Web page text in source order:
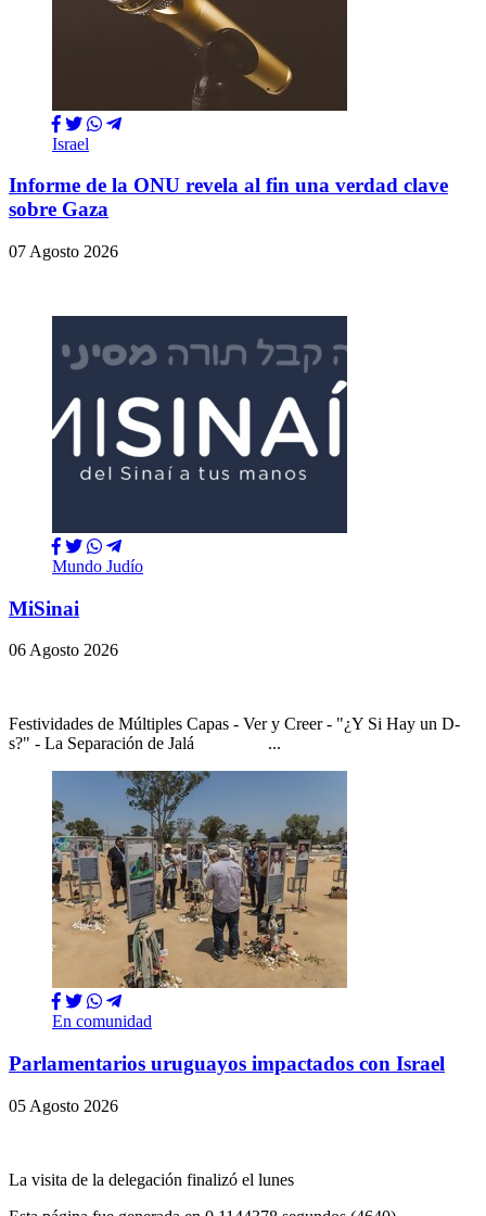
Israel
Informe de la ONU revela al fin una verdad clave
sobre Gaza
07 Agosto 2026
Mundo Judío
MiSinai
06 Agosto 2026
Festividades de Múltiples Capas - Ver y Creer - "¿Y Si Hay un D-
s?" - La Separación de Jalá ...
En comunidad
Parlamentarios uruguayos impactados con Israel
05 Agosto 2026
La visita de la delegación finalizó el lunes